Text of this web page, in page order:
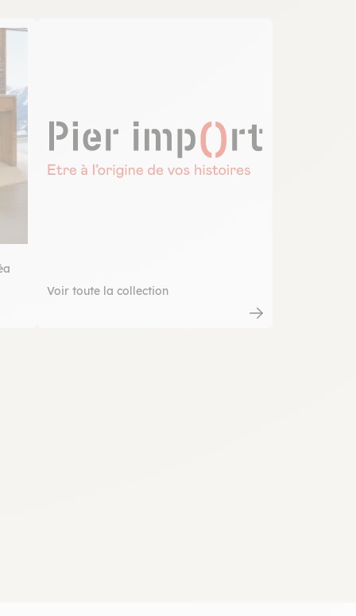
Voir toute la collection